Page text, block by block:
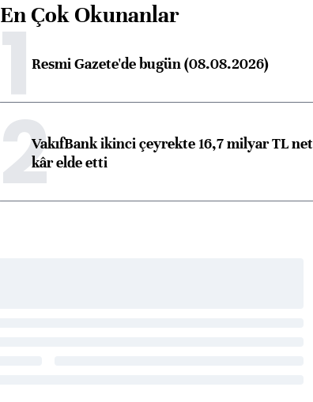
En Çok Okunanlar
1Resmi Gazete'de bugün (08.08.2026)
2VakıfBank ikinci çeyrekte 16,7 milyar TL net
kâr elde etti